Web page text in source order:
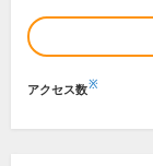
アクセス数※